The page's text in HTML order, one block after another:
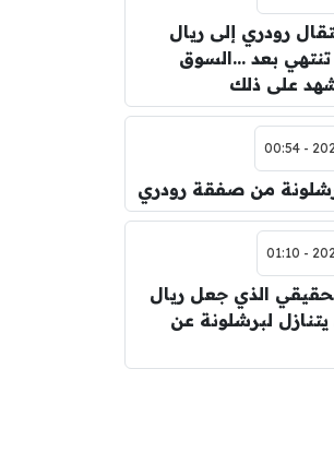
رودري إلى ريال
تنتهي بعد …السوق
على ذلك
من صفقة رودري
الذي جعل ريال
لبرشلونة عن